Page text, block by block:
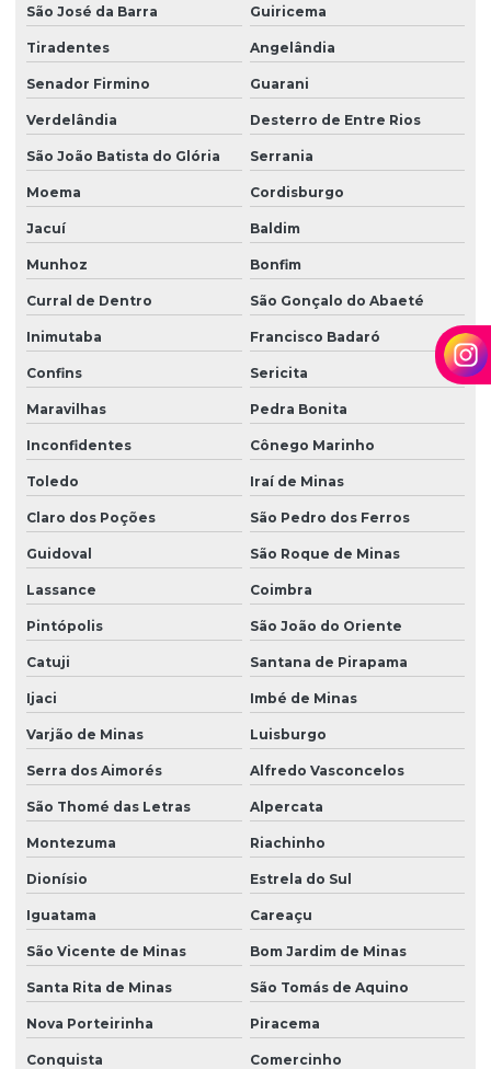
São José da Barra Guiricema
Tiradentes Angelândia
Senador Firmino Guarani
Verdelândia Desterro de Entre Rios
São João Batista do Glória Serrania
Moema Cordisburgo
Jacuí Baldim
Munhoz Bonfim
Curral de Dentro São Gonçalo do Abaeté
Inimutaba Francisco Badaró
Confins Sericita
Maravilhas Pedra Bonita
Inconfidentes Cônego Marinho
Toledo Iraí de Minas
Claro dos Poções São Pedro dos Ferros
Guidoval São Roque de Minas
Lassance Coimbra
Pintópolis São João do Oriente
Catuji Santana de Pirapama
Ijaci Imbé de Minas
Varjão de Minas Luisburgo
Serra dos Aimorés Alfredo Vasconcelos
São Thomé das Letras Alpercata
Montezuma Riachinho
Dionísio Estrela do Sul
Iguatama Careaçu
São Vicente de Minas Bom Jardim de Minas
Santa Rita de Minas São Tomás de Aquino
Nova Porteirinha Piracema
Conquista Comercinho